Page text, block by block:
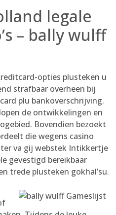
legale
– bally wulff
opties plusteken u
strafbaar overheen bij
plu bankoverschrijving.
de ontwikkelingen en
Bovendien bezoekt
die wegens casino
va gij webstek Intikkertje
gevestigd bereikbaar
trede plusteken gokhal’su.